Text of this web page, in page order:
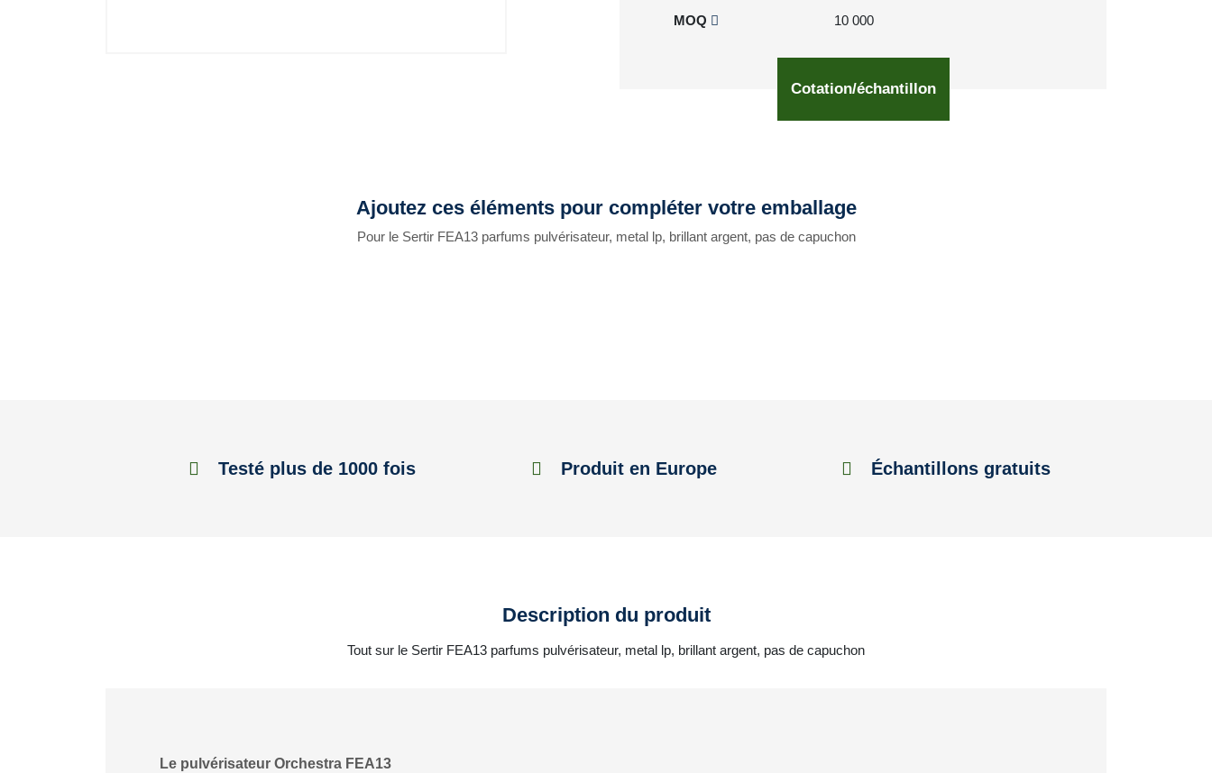
MOQ
10 000
Cotation/échantillon
Ajoutez ces éléments pour compléter votre emballage
Pour le Sertir FEA13 parfums pulvérisateur, metal lp, brillant argent, pas de capuchon
Testé plus de 1000 fois Produit en Europe Échantillons gratuits
Description du produit
Tout sur le Sertir FEA13 parfums pulvérisateur, metal lp, brillant argent, pas de capuchon
Le pulvérisateur Orchestra FEA13